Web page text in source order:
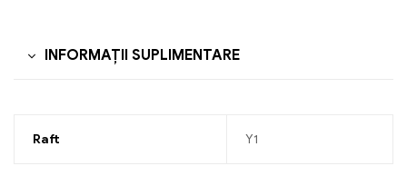
INFORMAȚII SUPLIMENTARE
Raft Y1